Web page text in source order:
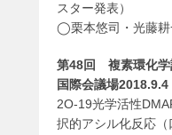
スター発表）
◯栗本悠司・光藤耕
第48回 複素環化
国際会議場2018.9.4
2O-19光学活性
択的アシル化反応（